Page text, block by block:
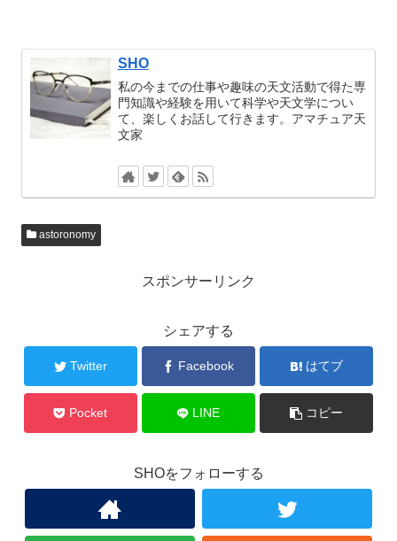
SHO
私の今までの仕事や趣味の天文活動で得た専
門知識や経験を用いて科学や天文学につい
て、楽しくお話して行きます。アマチュア天
文家
astoronomy
スポンサーリンク
シェアする
Twitter Facebook はてブ
Pocket LINE コピー
SHOをフォローする